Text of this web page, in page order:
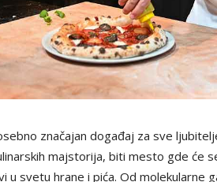
značajan događaj za sve
majstorija, biti mesto gde će
u svetu hrane i pića. Od molekularne